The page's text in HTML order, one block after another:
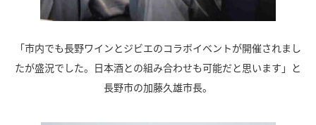
「市内でも長野ワインとジビエのコラボイベントが開催されまし
たが盛況でした。日本酒との組み合わせも可能だと思います」と
長野市の加藤久雄市長。